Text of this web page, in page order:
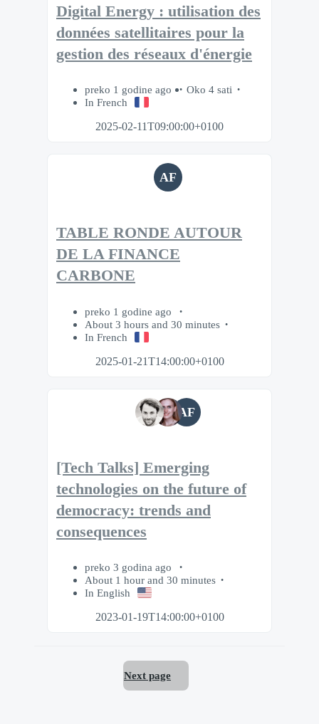
Digital Energy : utilisation des
données satellitaires pour la
gestion des réseaux d'énergie
preko 1 godine ago
Oko 4 sati
In French
2025-02-11T09:00:00+0100
AF
TABLE RONDE AUTOUR
DE LA FINANCE
CARBONE
preko 1 godine ago
About 3 hours and 30 minutes
In French
2025-01-21T14:00:00+0100
AF
[Tech Talks] Emerging
technologies on the future of
democracy: trends and
consequences
preko 3 godina ago
About 1 hour and 30 minutes
In English
2023-01-19T14:00:00+0100
Next page